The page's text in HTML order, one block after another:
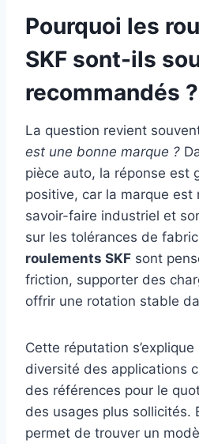
Pourquoi les
SKF sont-ils
recommandés ?
La question revient
est une bonne marque ?
pièce auto, la réponse est
positive, car la marque est
savoir-faire industriel et
sur les tolérances de
roulements SKF sont
friction, supporter des
offrir une rotation stable
Cette réputation
diversité des applications
des références pour le
des usages plus sollicités.
permet de trouver un